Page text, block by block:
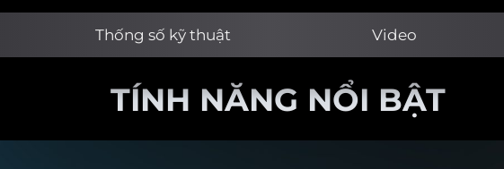
Thống số kỹ thuật Video
TÍNH NĂNG NỔI BẬT